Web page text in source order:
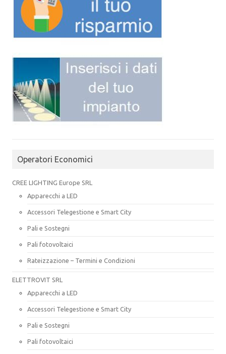
Operatori Economici
CREE LIGHTING Europe SRL
Apparecchi a LED
Accessori Telegestione e Smart City
Pali e Sostegni
Pali fotovoltaici
Rateizzazione – Termini e Condizioni
ELETTROVIT SRL
Apparecchi a LED
Accessori Telegestione e Smart City
Pali e Sostegni
Pali fotovoltaici